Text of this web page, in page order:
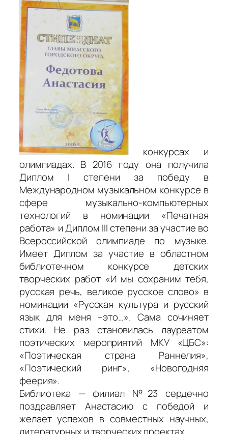
конкурсах и
олимпиадах. В 2016 году она получила
Диплом I степени за победу в
Международном музыкальном конкурсе в
сфере музыкально-компьютерных
технологий в номинации «Печатная
работа» и Диплом III степени за участие во
Всероссийской олимпиаде по музыке.
Имеет Диплом за участие в областном
библиотечном конкурсе детских
творческих работ «И мы сохраним тебя,
русская речь, великое русское слово» в
номинации «Русская культура и русский
язык для меня –это…». Сама сочиняет
стихи. Не раз становилась лауреатом
поэтических мероприятий МКУ «ЦБС»:
«Поэтическая страна Раннелия»,
«Поэтический ринг», «Новогодняя
феерия».
Библиотека — филиал №23 сердечно
поздравляет Анастасию с победой и
желает успехов в совместных научных,